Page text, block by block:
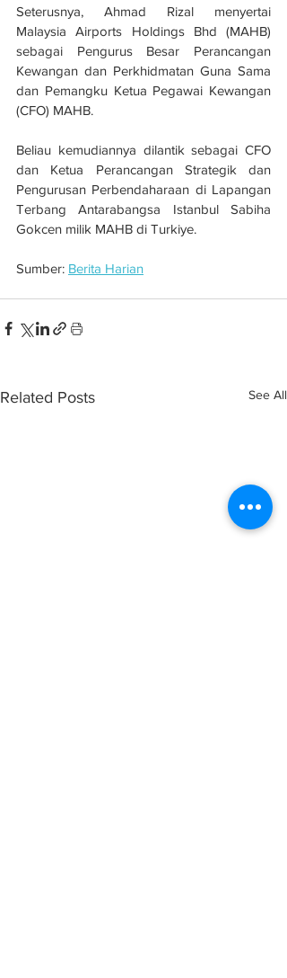
Seterusnya, Ahmad Rizal menyertai
Malaysia Airports Holdings Bhd (MAHB)
sebagai Pengurus Besar Perancangan
Kewangan dan Perkhidmatan Guna Sama
dan Pemangku Ketua Pegawai Kewangan
(CFO) MAHB.
Beliau kemudiannya dilantik sebagai CFO
dan Ketua Perancangan Strategik dan
Pengurusan Perbendaharaan di Lapangan
Terbang Antarabangsa Istanbul Sabiha
Gokcen milik MAHB di Turkiye.
Sumber: Berita Harian
Related Posts See All